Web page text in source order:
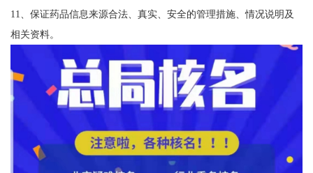
11、保证药品信息来源合法、真实、安全的管理措施、情况说明及
相关资料。